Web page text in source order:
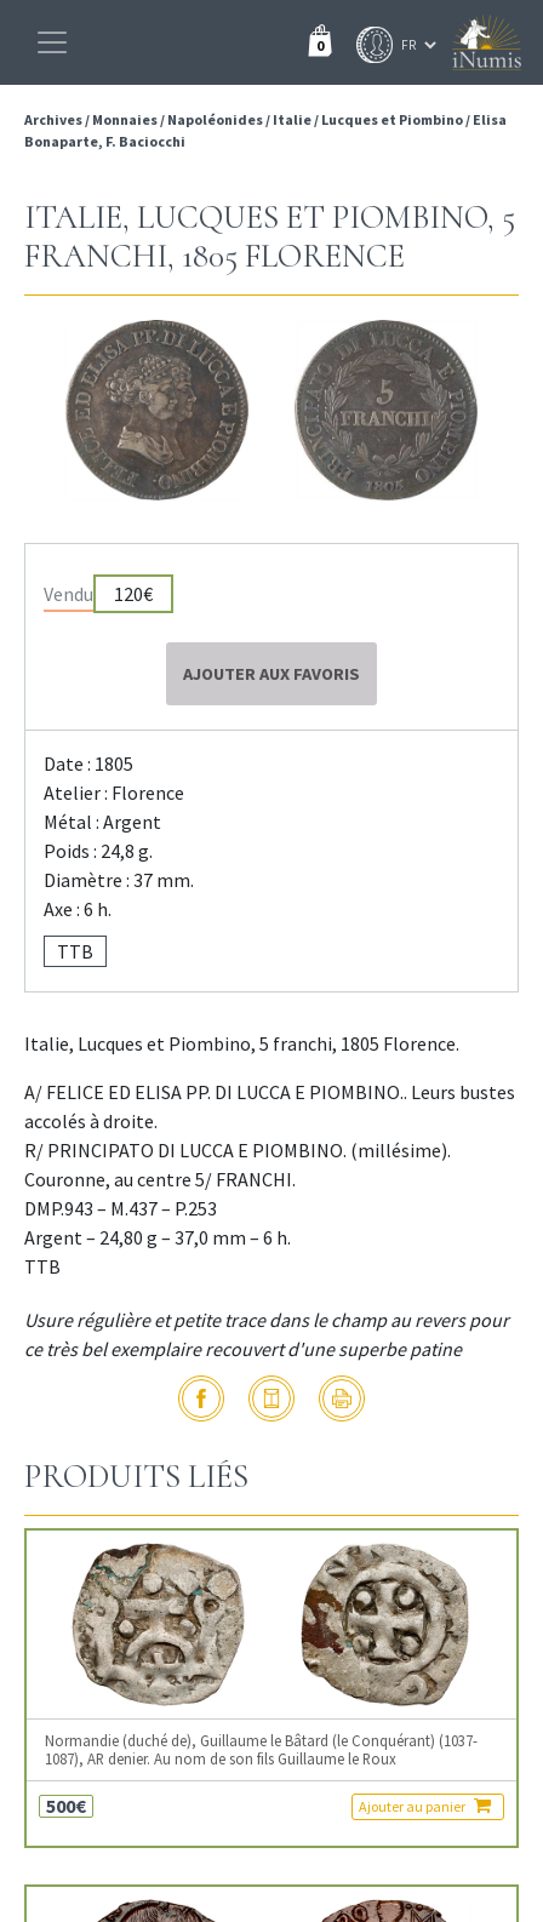
0
Archives/ Monnaies/ Napoléonides/ Italie/ Lucques et Piombino/ Elisa
Bonaparte, F. Baciocchi
ITALIE, LUCQUES ET PIOMBINO, 5
FRANCHI, 1805 FLORENCE
Vendu 120€
AJOUTER AUX FAVORIS
Date : 1805
Atelier : Florence
Métal : Argent
Poids : 24,8 g.
Diamètre : 37 mm.
Axe : 6 h.
TTB
Italie, Lucques et Piombino, 5 franchi, 1805 Florence.
A/ FELICE ED ELISA PP. DI LUCCA E PIOMBINO.. Leurs bustes
accolés à droite.
R/ PRINCIPATO DI LUCCA E PIOMBINO. (millésime).
Couronne, au centre 5/ FRANCHI.
DMP.943 – M.437 – P.253
Argent – 24,80 g – 37,0 mm – 6 h.
TTB
Usure régulière et petite trace dans le champ au revers pour
ce très bel exemplaire recouvert d'une superbe patine
PRODUITS LIÉS
Normandie (duché de), Guillaume le Bâtard (le Conquérant) (1037-
1087), AR denier. Au nom de son fils Guillaume le Roux
500€ Ajouter au panier